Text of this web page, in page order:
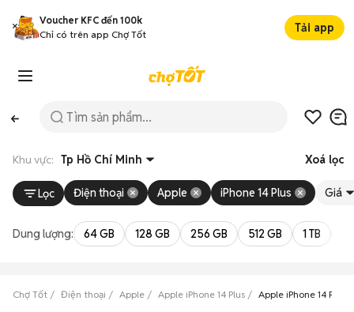
Voucher KFC đến 100k
Chỉ có trên app Chợ Tốt
Tải app
Khu vực: Tp Hồ Chí Minh Xoá lọc
Lọc Điện thoại Apple iPhone 14 Plus Giá
Dung lượng: 64 GB 128 GB 256 GB 512 GB 1 TB
Chợ Tốt Điện thoại Apple Apple iPhone 14 Plus Apple iPhone 14 Plus